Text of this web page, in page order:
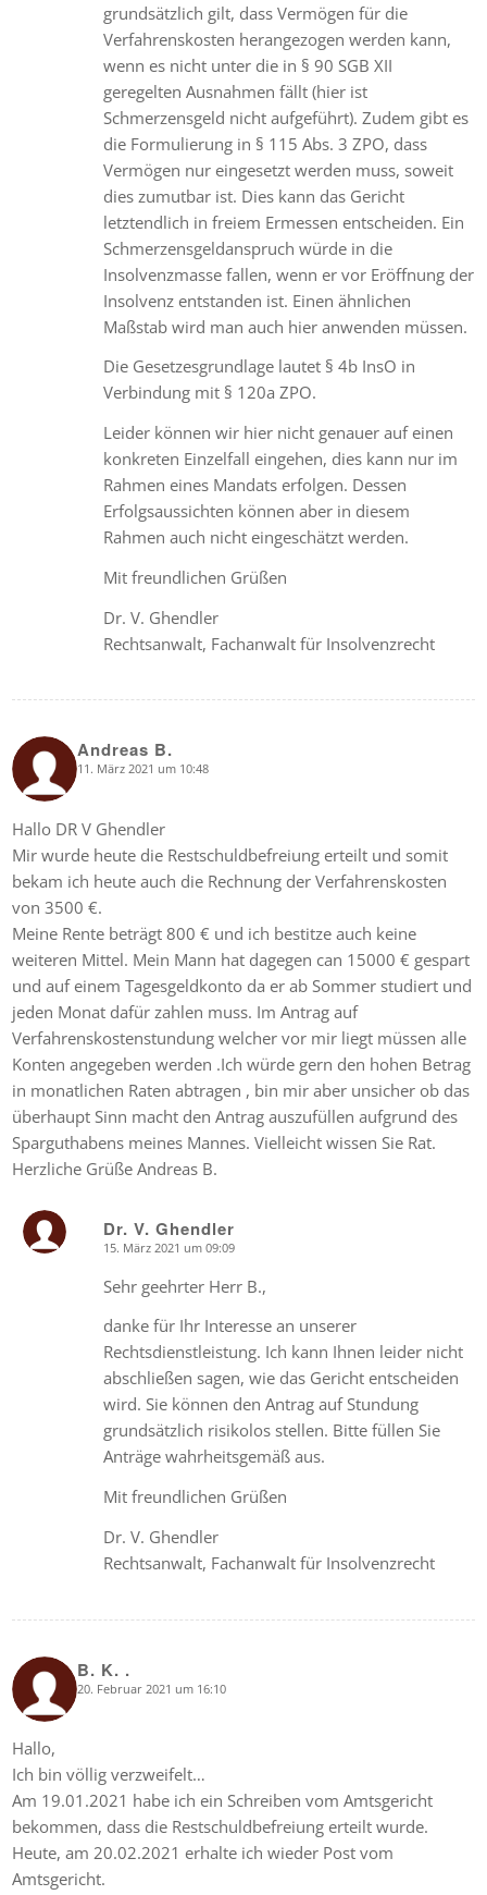
grundsätzlich gilt, dass Vermögen für die
Verfahrenskosten herangezogen werden kann,
wenn es nicht unter die in § 90 SGB XII
geregelten Ausnahmen fällt (hier ist
Schmerzensgeld nicht aufgeführt). Zudem gibt es
die Formulierung in § 115 Abs. 3 ZPO, dass
Vermögen nur eingesetzt werden muss, soweit
dies zumutbar ist. Dies kann das Gericht
letztendlich in freiem Ermessen entscheiden. Ein
Schmerzensgeldanspruch würde in die
Insolvenzmasse fallen, wenn er vor Eröffnung der
Insolvenz entstanden ist. Einen ähnlichen
Maßstab wird man auch hier anwenden müssen.
Die Gesetzesgrundlage lautet § 4b InsO in
Verbindung mit § 120a ZPO.
Leider können wir hier nicht genauer auf einen
konkreten Einzelfall eingehen, dies kann nur im
Rahmen eines Mandats erfolgen. Dessen
Erfolgsaussichten können aber in diesem
Rahmen auch nicht eingeschätzt werden.
Mit freundlichen Grüßen
Dr. V. Ghendler
Rechtsanwalt, Fachanwalt für Insolvenzrecht
Andreas B.
says: 11. März 2021 um 10:48
Hallo DR V Ghendler
Mir wurde heute die Restschuldbefreiung erteilt und somit
bekam ich heute auch die Rechnung der Verfahrenskosten
von 3500 €.
Meine Rente beträgt 800 € und ich bestitze auch keine
weiteren Mittel. Mein Mann hat dagegen can 15000 € gespart
und auf einem Tagesgeldkonto da er ab Sommer studiert und
jeden Monat dafür zahlen muss. Im Antrag auf
Verfahrenskostenstundung welcher vor mir liegt müssen alle
Konten angegeben werden .Ich würde gern den hohen Betrag
in monatlichen Raten abtragen , bin mir aber unsicher ob das
überhaupt Sinn macht den Antrag auszufüllen aufgrund des
Sparguthabens meines Mannes. Vielleicht wissen Sie Rat.
Herzliche Grüße Andreas B.
Dr. V. Ghendler
15. März 2021 um 09:09
Sehr geehrter Herr B.,
danke für Ihr Interesse an unserer
Rechtsdienstleistung. Ich kann Ihnen leider nicht
abschließen sagen, wie das Gericht entscheiden
wird. Sie können den Antrag auf Stundung
grundsätzlich risikolos stellen. Bitte füllen Sie
Anträge wahrheitsgemäß aus.
Mit freundlichen Grüßen
Dr. V. Ghendler
Rechtsanwalt, Fachanwalt für Insolvenzrecht
B. K. .
says: 20. Februar 2021 um 16:10
Hallo,
Ich bin völlig verzweifelt…
Am 19.01.2021 habe ich ein Schreiben vom Amtsgericht
bekommen, dass die Restschuldbefreiung erteilt wurde.
Heute, am 20.02.2021 erhalte ich wieder Post vom
Amtsgericht.